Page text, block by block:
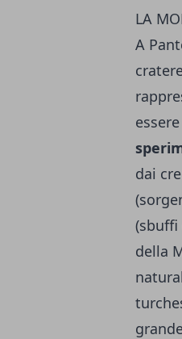
LA
A
dai
(sbuffi
della